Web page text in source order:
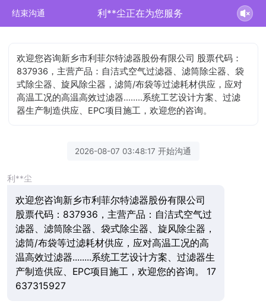
结束沟通 利**尘正在为您服务
欢迎您咨询新乡市利菲尔特滤器股份有限公司 股票代码：
837936，主营产品：自洁式空气过滤器、滤筒除尘器、袋
式除尘器、旋风除尘器，滤筒/布袋等过滤耗材供应，应对
高温工况的高温高效过滤器........系统工艺设计方案、过滤
器生产制造供应、EPC项目施工，欢迎您的咨询。
2026-08-07 03:48:17 开始沟通
利**尘
欢迎您咨询新乡市利菲尔特滤器股份有限公司
股票代码：837936，主营产品：自洁式空气过
滤器、滤筒除尘器、袋式除尘器、旋风除尘器，
滤筒/布袋等过滤耗材供应，应对高温工况的高
温高效过滤器........系统工艺设计方案、过滤器生
产制造供应、EPC项目施工，欢迎您的咨询。 17
637315927